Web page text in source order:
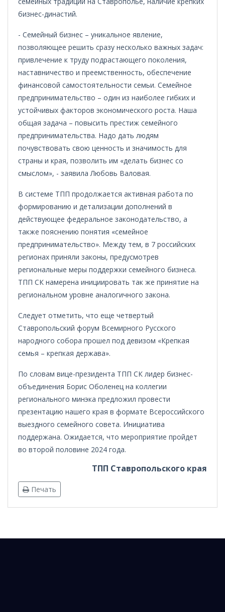
бизнес-династий.
- Семейный бизнес – уникальное явление,
позволяющее решить сразу несколько важных задач:
привлечение к труду подрастающего поколения,
наставничество и преемственность, обеспечение
финансовой самостоятельности семьи. Семейное
предпринимательство – один из наиболее гибких и
устойчивых факторов экономического роста. Наша
общая задача – повысить престиж семейного
предпринимательства. Надо дать людям
почувствовать свою ценность и значимость для
страны и края, позволить им «делать бизнес со
смыслом», - заявила Любовь Валовая.
В системе ТПП продолжается активная работа по
формированию и детализации дополнений в
действующее федеральное законодательство, а
также пояснению понятия «семейное
предпринимательство». Между тем, в 7 российских
регионах приняли законы, предусмотрев
региональные меры поддержки семейного бизнеса.
ТПП СК намерена инициировать так же принятие на
региональном уровне аналогичного закона.
Следует отметить, что еще четвертый
Ставропольский форум Всемирного Русского
народного собора прошел под девизом «Крепкая
семья – крепкая держава».
По словам вице-президента ТПП СК лидер бизнес-
объединения Борис Оболенец на коллегии
регионального минэка предложил провести
презентацию нашего края в формате Всероссийского
выездного семейного совета. Инициатива
поддержана. Ожидается, что мероприятие пройдет
во второй половине 2024 года.
ТПП Ставропольского края
Печать